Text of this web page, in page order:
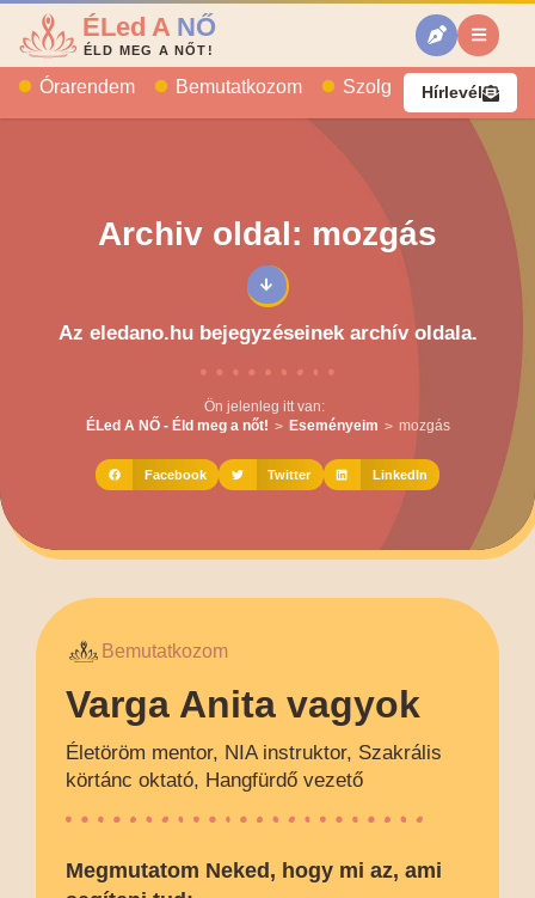
ÉLed A NŐ
ÉLD MEG A NŐT!
Órarendem Bemutatkozom Szolgáltatásaim
Hírlevél
Archiv oldal: mozgás
Az eledano.hu bejegyzéseinek archív oldala.
Ön jelenleg itt van:
ÉLed A NŐ - Éld meg a nőt! > Eseményeim > mozgás
Facebook Twitter LinkedIn
Bemutatkozom
Varga Anita vagyok
Életöröm mentor, NIA instruktor, Szakrális
körtánc oktató, Hangfürdő vezető
Megmutatom Neked, hogy mi az, ami